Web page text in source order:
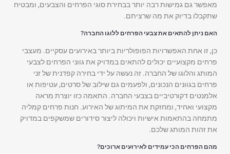
מאפשר גם גמישות רבה יותר בבחירת סוגי הפרחים והצבעים, ומבטיח
שתקבלו בדיוק את מה שרציתם.
האם ניתן להתאים את צבעי הפרחים ללוגו החברה?
כן, זו אחת האפשרויות הפופולריות ביותר באירועים עסקיים. מעצבי
פרחים מקצועיים יכולים להתאים במדויק את גווני הפרחים לצבעי
המותג והלוגו של החברה. זה נעשה על ידי בחירה קפדנית של זני
פרחים בגוונים הנכונים, ולפעמים גם שילוב של סרטים, עטיפות או
אלמנטים דקורטיביים בצבעי החברה. התאמה כזו יוצרת מראה
מקצועי ואחיד, ומחזקת את המיתוג של האירוע. חנות פרחים קמליה
מתמחה בהתאמות אישיות ויכולה ליצור סידורים שמשקפים במדויק
את זהות המותג שלכם.
מהם הפרחים הכי עמידים לאירועים ארוכים?